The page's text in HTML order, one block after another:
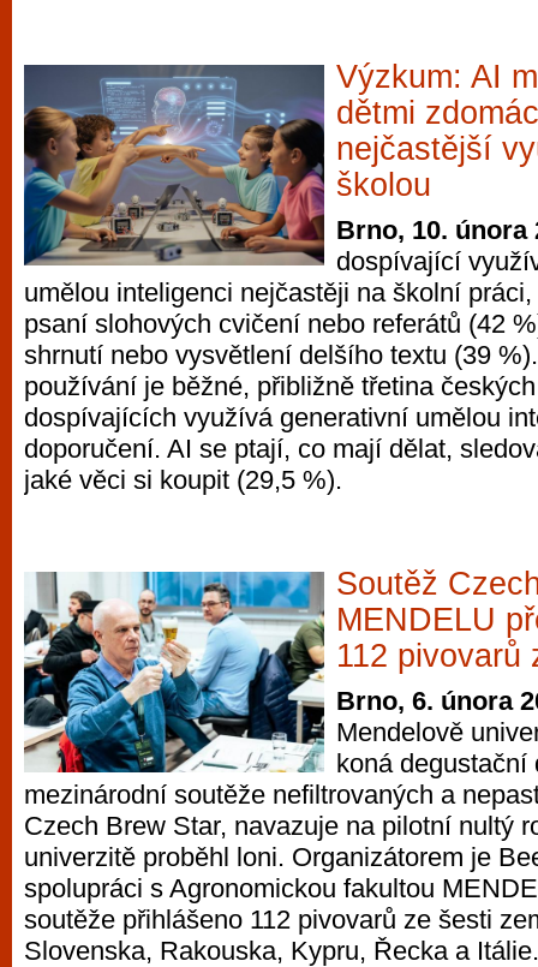
Výzkum: AI
dětmi
nejčastější
školou
Brno, 10. února
dospívající
umělou inteligenci nejčastěji na školní
psaní slohových cvičení nebo referátů (42
shrnutí nebo vysvětlení delšího textu (39
používání je běžné, přibližně třetina
dospívajících využívá generativní umělou
doporučení. AI se ptají, co mají dělat,
jaké věci si koupit (29,5 %).
Soutěž
MENDELU
112 pivovarů
Brno, 6. února
Mendelově
koná degustační
mezinárodní soutěže nefiltrovaných a
Czech Brew Star, navazuje na pilotní nultý
univerzitě proběhl loni. Organizátorem je
spolupráci s Agronomickou fakultou
soutěže přihlášeno 112 pivovarů ze šesti
Slovenska, Rakouska, Kypru, Řecka a Itálie.